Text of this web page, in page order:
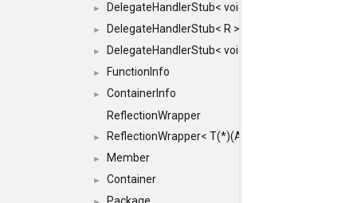
► DelegateHandlerStub< void, ARGS... >
► DelegateHandlerStub< R >
► DelegateHandlerStub< void >
► FunctionInfo
►
ContainerInfo
ReflectionWrapper
► ReflectionWrapper< T(*)(ARGS...)>
► Member
► Container